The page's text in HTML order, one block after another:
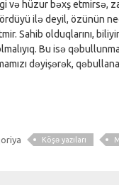
və hüzur bəxş etmirsə,
ilə deyil, özünün
Sahib olduqlarını,
Bu isə
dəyişərək,
Köşə yazıları